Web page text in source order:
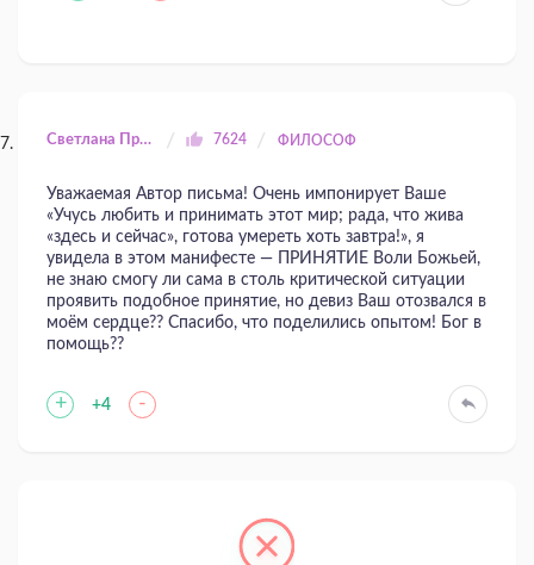
Светлана Прилуцкая 7624 ФИЛОСОФ
Уважаемая Автор письма! Очень импонирует Ваше
«Учусь любить и принимать этот мир; рада, что жива
«здесь и сейчас», готова умереть хоть завтра!», я
увидела в этом манифесте — ПРИНЯТИЕ Воли Божьей,
не знаю смогу ли сама в столь критической ситуации
проявить подобное принятие, но девиз Ваш отозвался в
моём сердце?? Спасибо, что поделились опытом! Бог в
помощь??
+ +4 -